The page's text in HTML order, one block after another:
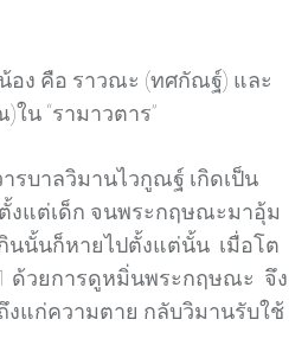
อง คือ ราวณะ (ทศกัณฐ์) และ
น “รามาวตาร”
รบาลวิมานไวกูณฐ์ เกิดเป็น
ตั้งแต่เด็ก จนพระกฤษณะมาอุ้ม
นนั้นก็หายไปตั้งแต่นั้น เมื่อโต
ด้วยการดูหมิ่นพระกฤษณะ จึง
งแก่ความตาย กลับวิมานรับใช้